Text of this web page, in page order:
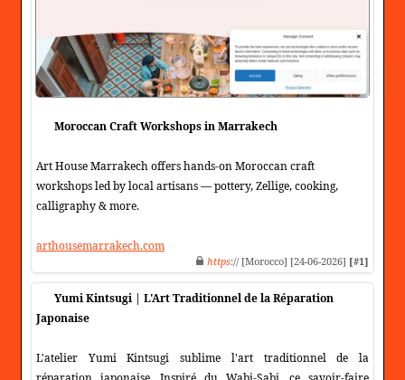
Moroccan Craft Workshops in Marrakech
Art House Marrakech offers hands-on Moroccan craft
workshops led by local artisans — pottery, Zellige, cooking,
calligraphy & more.
arthousemarrakech.com
https:// [Morocco] [24-06-2026] [#1]
Yumi Kintsugi | L'Art Traditionnel de la Réparation
Japonaise
L'atelier Yumi Kintsugi sublime l'art traditionnel de la